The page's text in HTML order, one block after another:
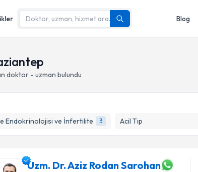
Blog
doktor - uzman bulundu
Endokrinolojisi ve İnfertilite 3 Acil Tıp
Uzm. Dr. Aziz Rodan Sarohan